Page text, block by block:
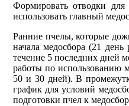
Формировать отводки
использовать главный
Ранние пчелы, которые
начала медосбора (21
течение 5 последних дней
работы по использованию
50 и 30 дней). В
график для условий
подготовки пчел к